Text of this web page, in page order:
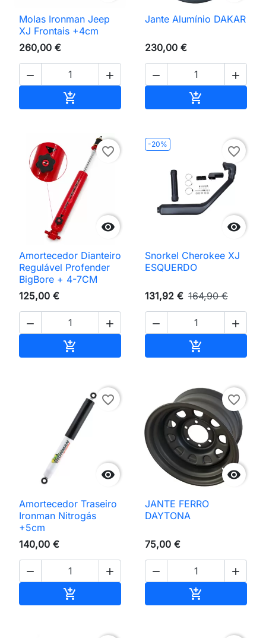
Molas Ironman Jeep
XJ Frontais +4cm
260,00 €
 

Jante Alumínio DAKAR
230,00 €
 


favorite_border
Amortecedor Dianteiro
Regulável Profender
BigBore + 4-7CM
125,00 €
 

-20%

favorite_border
Snorkel Cherokee XJ
ESQUERDO
131,92 € 164,90 €
 


favorite_border
Amortecedor Traseiro
Ironman Nitrogás
+5cm
140,00 €
 


favorite_border
JANTE FERRO
DAYTONA
75,00 €
 
